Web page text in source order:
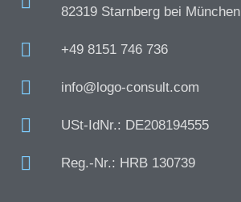
82319 Starnberg bei München
+49 8151 746 736
info@logo-consult.com
USt-IdNr.: DE208194555
Reg.-Nr.: HRB 130739